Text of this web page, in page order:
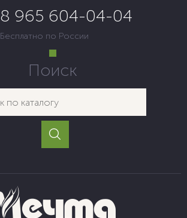
8 965 604-04-04
Бесплатно по России
Поиск